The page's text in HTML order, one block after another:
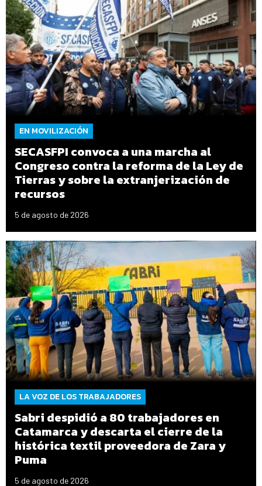
EN MOVILIZACIÓN
SECASFPI convoca a una marcha al
Congreso contra la reforma de la Ley de
Tierras y sobre la extranjerización de
recursos
5 de agosto de 2026
LA VOZ DE LOS TRABAJADORES
Sabri despidió a 80 trabajadores en
Catamarca y descarta el cierre de la
histórica textil proveedora de Zara y
Puma
5 de agosto de 2026